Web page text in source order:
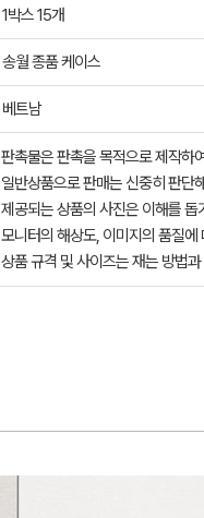
1박스 15개
송월 종품 케이스
베트남
판촉물은 판촉을 목적으로 제작하
일반상품으로 판매는 신중히 판단
제공되는 상품의 사진은 이해를
모니터의 해상도, 이미지의 품질
상품 규격 및 사이즈는 재는 방법